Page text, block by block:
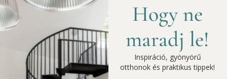
Hogy ne
maradj le!
Inspiráció, gyönyörű
otthonok és praktikus tippek!